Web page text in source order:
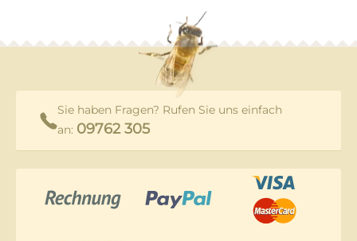
Sie haben Fragen? Rufen Sie uns einfach
an: 09762 305